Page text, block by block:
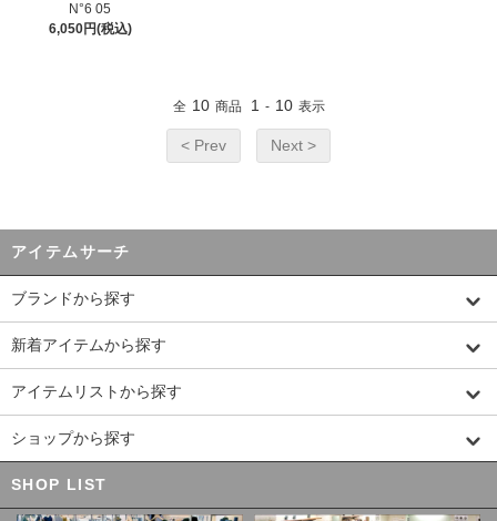
N°6 05
6,050円(税込)
全 10 商品 1 - 10 表示
< Prev Next >
アイテムサーチ
ブランドから探す
新着アイテムから探す
アイテムリストから探す
ショップから探す
SHOP LIST